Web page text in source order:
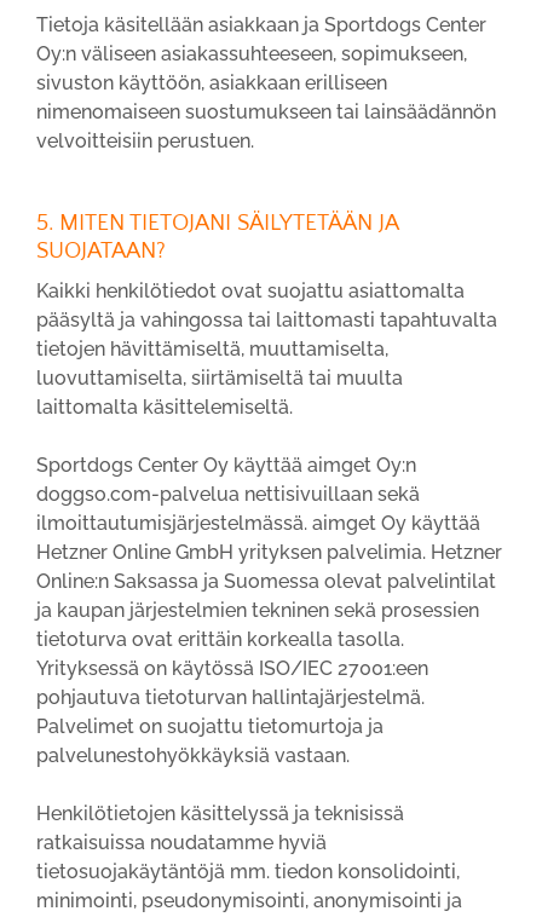
Tietoja käsitellään asiakkaan ja Sportdogs Center
Oy:n väliseen asiakassuhteeseen, sopimukseen,
sivuston käyttöön, asiakkaan erilliseen
nimenomaiseen suostumukseen tai lainsäädännön
velvoitteisiin perustuen.
5. MITEN TIETOJANI SÄILYTETÄÄN JA
SUOJATAAN?
Kaikki henkilötiedot ovat suojattu asiattomalta
pääsyltä ja vahingossa tai laittomasti tapahtuvalta
tietojen hävittämiseltä, muuttamiselta,
luovuttamiselta, siirtämiseltä tai muulta
laittomalta käsittelemiseltä.
Sportdogs Center Oy käyttää aimget Oy:n
doggso.com-palvelua nettisivuillaan sekä
ilmoittautumisjärjestelmässä. aimget Oy käyttää
Hetzner Online GmbH yrityksen palvelimia. Hetzner
Online:n Saksassa ja Suomessa olevat palvelintilat
ja kaupan järjestelmien tekninen sekä prosessien
tietoturva ovat erittäin korkealla tasolla.
Yrityksessä on käytössä ISO/IEC 27001:een
pohjautuva tietoturvan hallintajärjestelmä.
Palvelimet on suojattu tietomurtoja ja
palvelunestohyökkäyksiä vastaan.
Henkilötietojen käsittelyssä ja teknisissä
ratkaisuissa noudatamme hyviä
tietosuojakäytäntöjä mm. tiedon konsolidointi,
minimointi, pseudonymisointi, anonymisointi ja